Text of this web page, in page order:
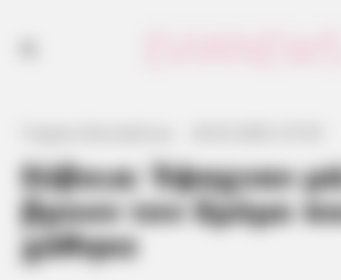
Εύβοια: Έψαχναν
βρουν τον δρόμο
χάθηκε